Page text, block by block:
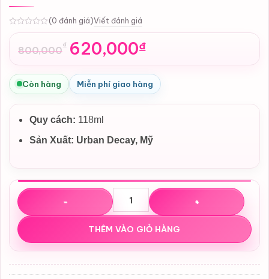
(0 đánh giá)Viết đánh giá
800,000₫
Giá
gốc
là:
800,000₫.
620,000₫
Giá
hiện
tại
là:
620,000₫.
Còn hàng Miễn phí giao hàng
Quy cách: 118ml
Sản Xuất: Urban Decay, Mỹ
Xịt khoá nền Urban Decay All Nighter Long Lasting
THÊM VÀO GIỎ HÀNG